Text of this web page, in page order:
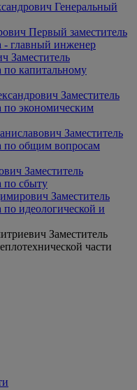
Генеральный
Первый заместитель
- главный инженер
Заместитель
по капитальному
Заместитель
по экономическим
Заместитель
по общим вопросам
Заместитель
по сбыту
Заместитель
по идеологической и
Заместитель
части